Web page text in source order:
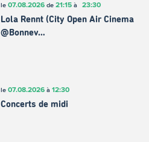
le 07.08.2026de 21:15à 23:30
Lola Rennt (City Open Air Cinema
@Bonnev…
le 07.08.2026à 12:30
Concerts de midi